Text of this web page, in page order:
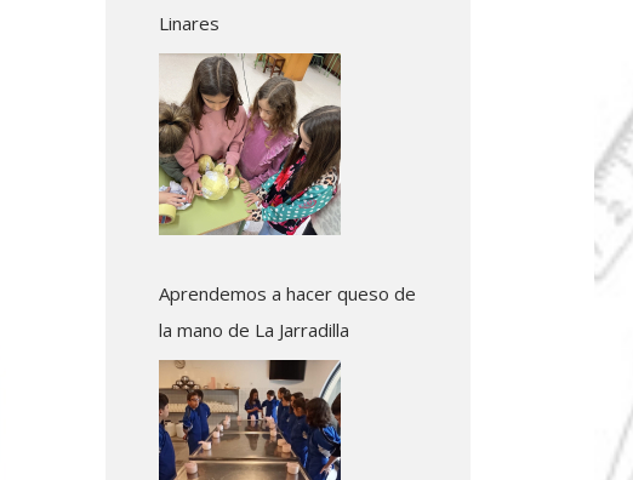
Linares
Aprendemos a hacer queso de
la mano de La Jarradilla